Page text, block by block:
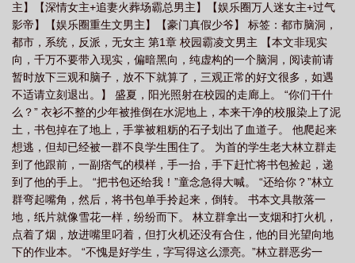
杀 豪门剧本杀系列 豪门剧本杀什么意思 豪门系列剧本介绍 豪门系列剧
本杀是什么意思
主】【深情女主+追妻火葬场霸总男主】【娱乐圈万人迷女主+过气
影帝】【娱乐圈重生文男主】【豪门真假少爷】 标签：都市脑洞，
都市，系统，反派，无女主 第1章 校园霸凌文男主 【本文非现实
向，千万不要带入现实，偏暗黑向，纯虚构的一个脑洞，阅读前请
暂时放下三观和脑子，放不下就算了，三观正常的好文很多，如遇
不适请立刻退出。】 盛夏，阳光照射在校园的走廊上。 “你们干什
么？” 衣衫不整的少年被推倒在水泥地上，本来干净的校服染上了泥
土，书包掉在了地上，手掌被粗粝的石子划出了血道子。 他爬起来
想逃，但却已经被一群不良学生围住了。 为首的学生老大林立群走
到了他跟前，一副痞气的模样，手一抬，手下赶忙将书包捡起，递
到了他的手上。 “把书包还给我！”童念急得大喊。 “还给你？”林立
群弯起嘴角，然后，将书包单手拎起来，倒转。 书本文具散落一
地，纸片就像雪花一样，纷纷而下。 林立群拿出一支烟和打火机，
点着了烟，放进嘴里叼着，但打火机还没有合住，他的目光望向地
下的作业本。 “不愧是好学生，字写得这么漂亮。”林立群恶劣一